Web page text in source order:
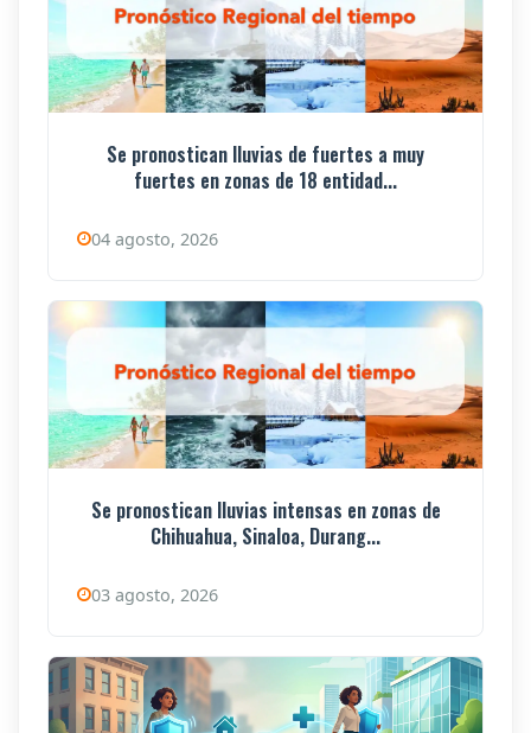
Se pronostican lluvias de fuertes a muy
fuertes en zonas de 18 entidad...
04 agosto, 2026
Se pronostican lluvias intensas en zonas de
Chihuahua, Sinaloa, Durang...
03 agosto, 2026